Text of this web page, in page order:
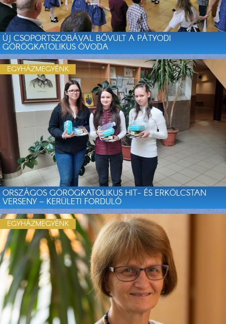
ÚJ CSOPORTSZOBÁVAL BŐVÜLT A PÁTYODI
GÖRÖGKATOLIKUS ÓVODA
ORSZÁGOS GÖRÖGKATOLIKUS HIT- ÉS ERKÖLCSTAN
VERSENY – KERÜLETI FORDULÓ
EGYHÁZMEGYÉNK
EGYHÁZMEGYÉNK